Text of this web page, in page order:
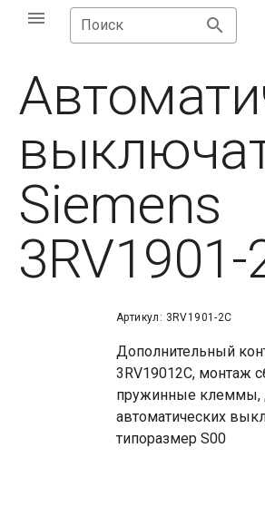
Поиск
Siemens
3RV1901-
Артикул: 3RV1901-2C
Дополнительный
3RV19012C, монтаж
пружинные клеммы,
автоматических
типоразмер S00